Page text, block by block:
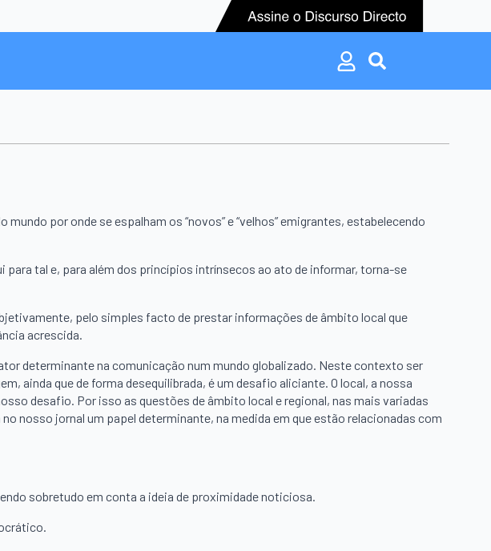
Search
Search
for:
por onde se espalham os “novos” e “velhos” emigrantes, estabelecendo
tal e, para além dos princípios intrínsecos ao ato de informar, torna-se
pelo simples facto de prestar informações de âmbito local que
acrescida.
determinante na comunicação num mundo globalizado. Neste contexto ser
ainda que de forma desequilibrada, é um desafio aliciante. O local, a nossa
desafio. Por isso as questões de âmbito local e regional, nas mais variadas
nosso jornal um papel determinante, na medida em que estão relacionadas com
sobretudo em conta a ideia de proximidade noticiosa.